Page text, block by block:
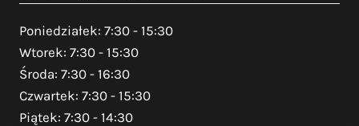
Poniedziałek: 7:30 - 15:30
Wtorek: 7:30 - 15:30
Środa: 7:30 - 16:30
Czwartek: 7:30 - 15:30
Piątek: 7:30 - 14:30